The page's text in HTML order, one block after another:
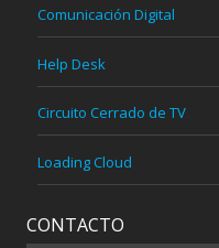
Comunicación Digital
Help Desk
Circuito Cerrado de TV
Loading Cloud
CONTACTO